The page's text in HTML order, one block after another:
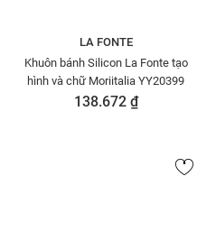
LA FONTE
Khuôn bánh Silicon La Fonte tạo
hình và chữ Moriitalia YY20399
138.672 ₫